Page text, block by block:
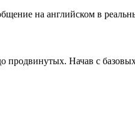
на английском в
Начав с